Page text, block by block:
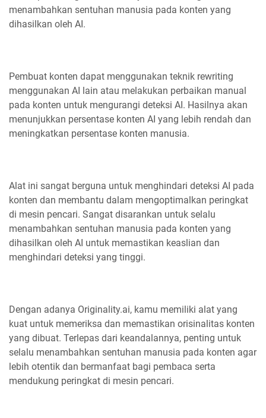
menambahkan sentuhan manusia pada konten yang
dihasilkan oleh AI.
Pembuat konten dapat menggunakan teknik rewriting
menggunakan AI lain atau melakukan perbaikan manual
pada konten untuk mengurangi deteksi AI. Hasilnya akan
menunjukkan persentase konten AI yang lebih rendah dan
meningkatkan persentase konten manusia.
Alat ini sangat berguna untuk menghindari deteksi AI pada
konten dan membantu dalam mengoptimalkan peringkat
di mesin pencari. Sangat disarankan untuk selalu
menambahkan sentuhan manusia pada konten yang
dihasilkan oleh AI untuk memastikan keaslian dan
menghindari deteksi yang tinggi.
Dengan adanya Originality.ai, kamu memiliki alat yang
kuat untuk memeriksa dan memastikan orisinalitas konten
yang dibuat. Terlepas dari keandalannya, penting untuk
selalu menambahkan sentuhan manusia pada konten agar
lebih otentik dan bermanfaat bagi pembaca serta
mendukung peringkat di mesin pencari.